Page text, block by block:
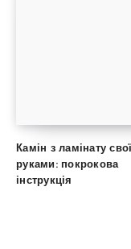
Камін з ламінату
руками: покрокова
інструкція